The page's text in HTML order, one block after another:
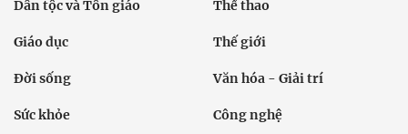
Dân tộc và Tôn giáo Thể thao
Giáo dục Thế giới
Đời sống Văn hóa - Giải trí
Sức khỏe Công nghệ